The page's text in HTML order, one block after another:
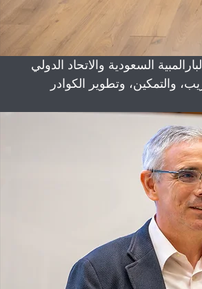
السعودية والاتحاد الدولي
والتمكين، وتطوير الكوادر